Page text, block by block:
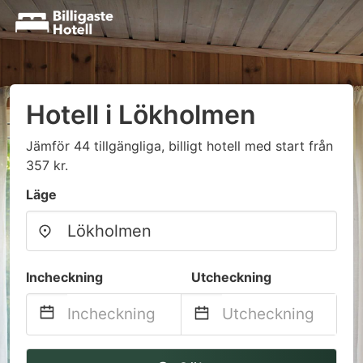
Hotell i Lökholmen
Jämför 44 tillgängliga, billigt hotell med start från
357 kr.
Läge
Incheckning Utcheckning
Navigate
Navigate